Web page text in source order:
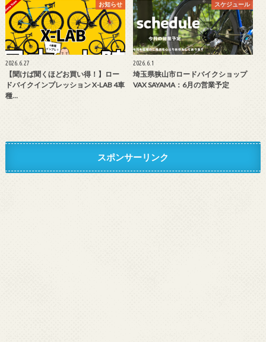
お知らせ
2026.6.27
【聞けば聞くほどお買い得！】ロー
ドバイクインプレッション X-LAB 4車
種…
スケジュール
2026.6.1
埼玉県狭山市ロードバイクショップ
VAX SAYAMA：6月の営業予定
スポンサーリンク